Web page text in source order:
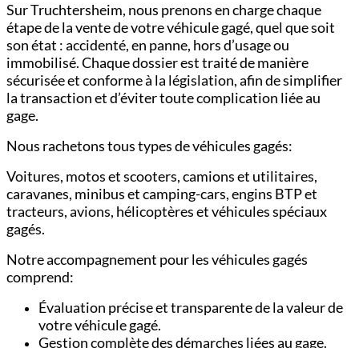
Sur Truchtersheim, nous prenons en charge chaque
étape de la vente de votre véhicule gagé, quel que soit
son état : accidenté, en panne, hors d’usage ou
immobilisé. Chaque dossier est traité de manière
sécurisée et conforme à la législation, afin de simplifier
la transaction et d’éviter toute complication liée au
gage.
Nous rachetons tous types de véhicules gagés:
Voitures, motos et scooters,camions et utilitaires,
caravanes, minibus et camping-cars,engins BTP et
tracteurs,avions, hélicoptères et véhicules spéciaux
gagés.
Notre accompagnement pour les véhicules gagés
comprend:
Évaluation précise et transparente de la valeur de
votre véhicule gagé.
Gestion complète des démarches liées au gage.